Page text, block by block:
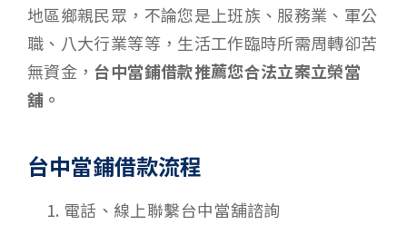
地區鄉親民眾，不論您是上班族、服務業、軍公
職、八大行業等等，生活工作臨時所需周轉卻苦
無資金， 台中當鋪借款推薦您合法立案立榮當
舖。
台中當鋪借款流程
電話、線上聯繫台中當舖諮詢